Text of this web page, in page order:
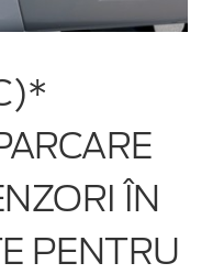
ÎN
PENTRU